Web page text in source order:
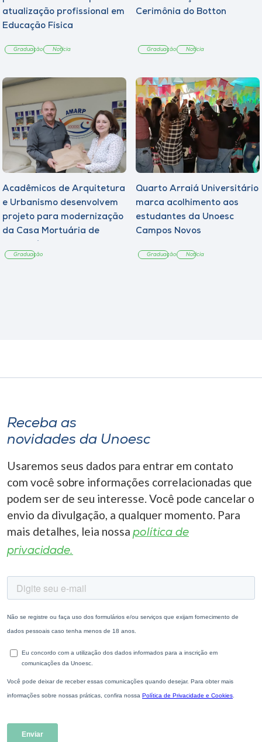
atualização profissional em
Educação Física
Graduação Notícia
Cerimônia do Botton
Graduação Notícia
Acadêmicos de Arquitetura
e Urbanismo desenvolvem
projeto para modernização
da Casa Mortuária de
Graduação
Quarto Arraiá Universitário
marca acolhimento aos
estudantes da Unoesc
Campos Novos
Graduação Notícia
Receba as
novidades da Unoesc
Usaremos seus dados para entrar em contato
com você sobre informações correlacionadas que
podem ser de seu interesse. Você pode cancelar o
envio da divulgação, a qualquer momento. Para
mais detalhes, leia nossa política de
privacidade.